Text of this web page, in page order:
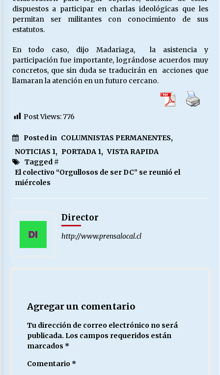
dispuestos a participar en charlas ideológicas que les
permitan ser militantes con conocimiento de sus
estatutos.
En todo caso, dijo Madariaga, la asistencia y
participación fue importante, lográndose acuerdos muy
concretos, que sin duda se traducirán en acciones que
llamaran la atención en un futuro cercano.
Post Views:776
Posted in COLUMNISTAS PERMANENTES,
NOTICIAS 1, PORTADA 1, VISTA RAPIDA
Tagged #
El colectivo “Orgullosos de ser DC” se reunió el
miércoles
Director
http://www.prensalocal.cl
Agregar un comentario
Tu dirección de correo electrónico no será
publicada. Los campos requeridos están
marcados *
Comentario *